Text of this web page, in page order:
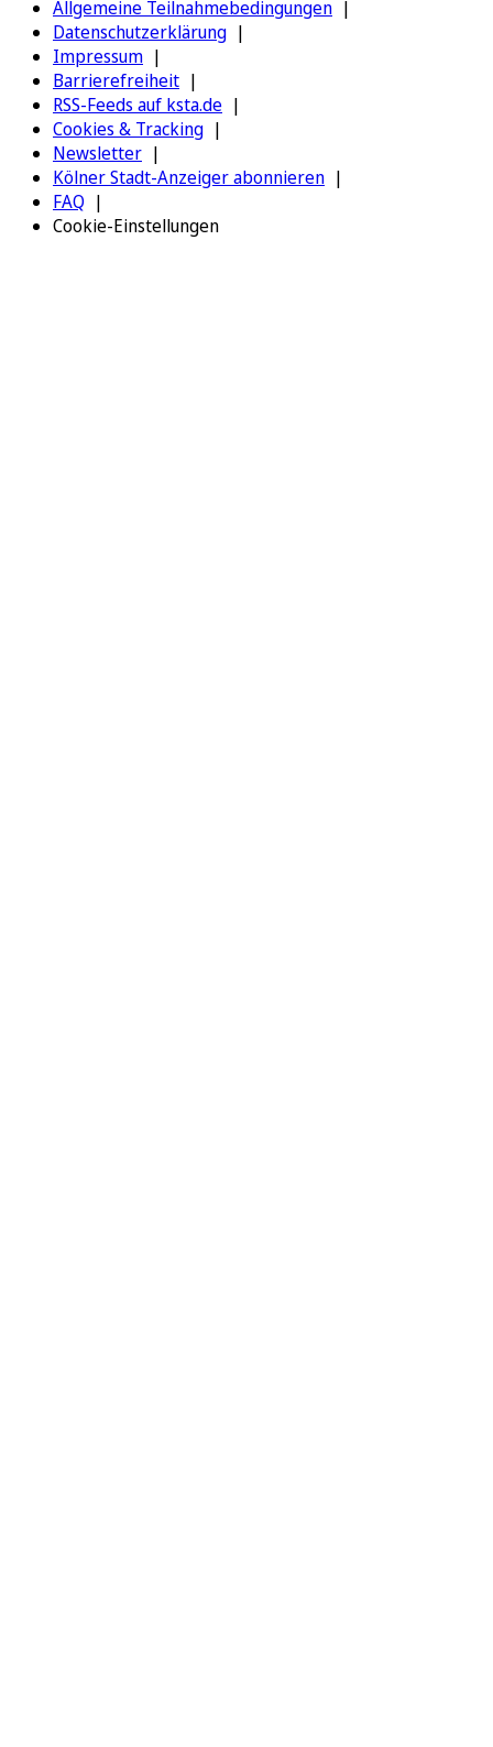
Allgemeine Teilnahmebedingungen
Datenschutzerklärung
Impressum
Barrierefreiheit
RSS-Feeds auf ksta.de
Cookies & Tracking
Newsletter
Kölner Stadt-Anzeiger abonnieren
FAQ
Cookie-Einstellungen